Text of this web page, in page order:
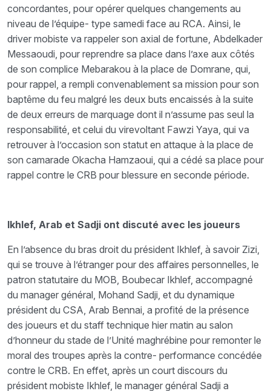
concordantes, pour opérer quelques changements au
niveau de l’équipe- type samedi face au RCA. Ainsi, le
driver mobiste va rappeler son axial de fortune, Abdelkader
Messaoudi, pour reprendre sa place dans l’axe aux côtés
de son complice Mebarakou à la place de Domrane, qui,
pour rappel, a rempli convenablement sa mission pour son
baptême du feu malgré les deux buts encaissés à la suite
de deux erreurs de marquage dont il n’assume pas seul la
responsabilité, et celui du virevoltant Fawzi Yaya, qui va
retrouver à l’occasion son statut en attaque à la place de
son camarade Okacha Hamzaoui, qui a cédé sa place pour
rappel contre le CRB pour blessure en seconde période.
Ikhlef, Arab et Sadji ont discuté avec les joueurs
En l’absence du bras droit du président Ikhlef, à savoir Zizi,
qui se trouve à l’étranger pour des affaires personnelles, le
patron statutaire du MOB, Boubecar Ikhlef, accompagné
du manager général, Mohand Sadji, et du dynamique
président du CSA, Arab Bennai, a profité de la présence
des joueurs et du staff technique hier matin au salon
d’honneur du stade de l’Unité maghrébine pour remonter le
moral des troupes après la contre- performance concédée
contre le CRB. En effet, après un court discours du
président mobiste Ikhlef, le manager général Sadji a